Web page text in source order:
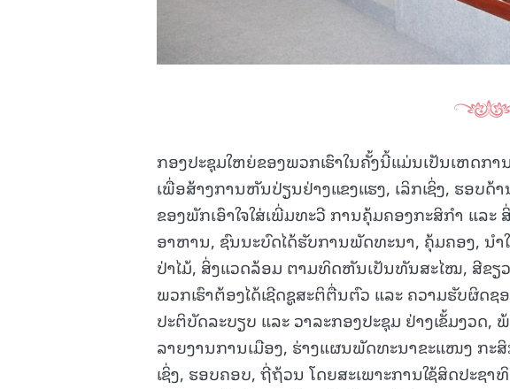
ກອງປະຊຸມໃຫຍ່ຂອງພວກເຮົາໃນຄັ້ງນີ້ແມ່ນເປັນເຫດກ
ເພື່ອສ້າງການຫັນປ່ຽນຢ່າງແຂງແຮງ, ເລິກເຊິ່ງ, ຮອບ
ຂອງພັກເອົາໃຈໃສ່ເພີ່ມທະວີ ການຄຸ້ມຄອງກະສິກຳ ແລ
ອາຫານ, ຊົນນະບົດໄດ້ຮັບການພັດທະນາ, ຄຸ້ມຄອງ, ນໍ
ປ່າໄມ້, ສິ່ງແວດລ້ອມ ຕາມທິດຫັນເປັນທັນສະໄໝ, ສີຂ
ພວກເຮົາຕ້ອງໄດ້ເຊີດຊູສະຕິຕື່ນຕົວ ແລະ ຄວາມຮັບຜິດ
ປະຕິບັດລະບຽບ ແລະ ວາລະກອງປະຊຸມ ຢ່າງເຂັ້ມງວດ,
ລາຍງານການເມືອງ, ຮ່າງແຜນພັດທະນາຂະແໜງ ກະ
ເຊິ່ງ, ຮອບຄອບ, ຖີ່ຖ້ວນ ໂດຍສະເພາະການໃຊ້ສິດປະຊ